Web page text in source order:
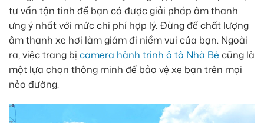
tư vấn tận tình để bạn có được giải pháp âm thanh
ưng ý nhất với mức chi phí hợp lý. Đừng để chất lượng
âm thanh xe hơi làm giảm đi niềm vui của bạn. Ngoài
ra, việc trang bị camera hành trình ô tô Nhà Bè cũng là
một lựa chọn thông minh để bảo vệ xe bạn trên mọi
nẻo đường.